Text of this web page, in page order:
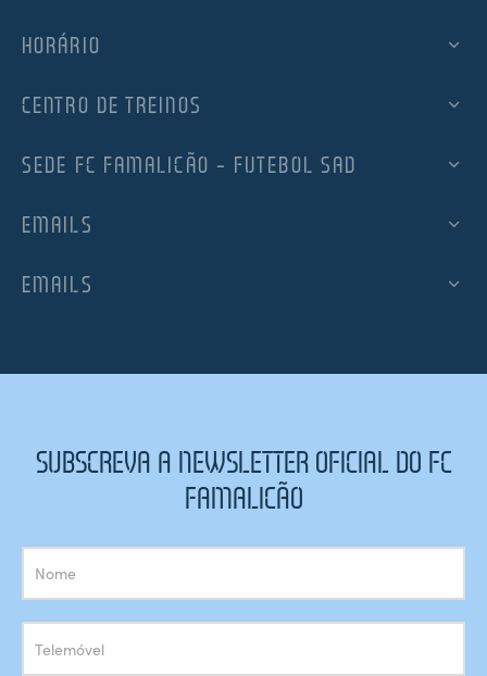
HORÁRIO
CENTRO DE TREINOS
SEDE FC FAMALICÃO – FUTEBOL SAD
EMAILS
EMAILS
SUBSCREVA A NEWSLETTER OFICIAL DO FC
FAMALICÃO
Subscrição
Newsletter